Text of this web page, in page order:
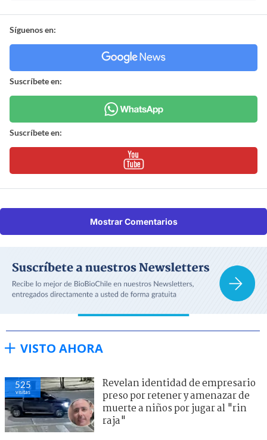
Síguenos en:
Suscríbete en:
Suscríbete en:
Mostrar Comentarios
VISTO AHORA
525
visitas
Revelan identidad de empresario
preso por retener y amenazar de
muerte a niños por jugar al "rin
raja"